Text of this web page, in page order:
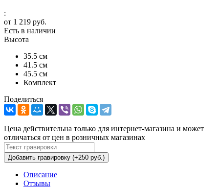
:
от 1 219 руб.
Есть в наличии
Высота
35.5 см
41.5 см
45.5 см
Комплект
Поделиться
Цена действительна только для интернет-магазина и может
отличаться от цен в розничных магазинах
Добавить гравировку (+250 руб.)
Описание
Отзывы